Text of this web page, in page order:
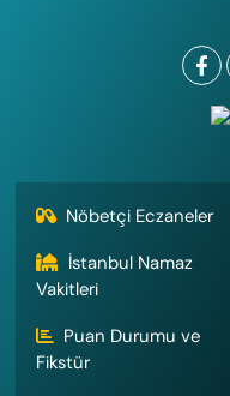
Nöbetçi Eczaneler
İstanbul Namaz
Vakitleri
Puan Durumu ve
Fikstür